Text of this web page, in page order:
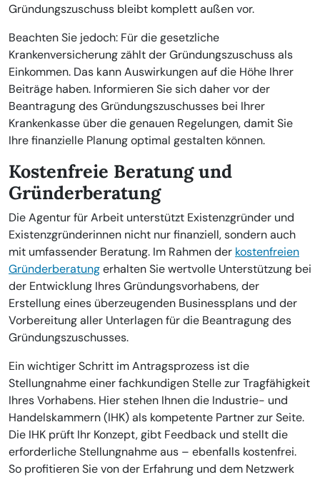
Gründungszuschuss bleibt komplett außen vor.
Beachten Sie jedoch: Für die gesetzliche
Krankenversicherung zählt der Gründungszuschuss als
Einkommen. Das kann Auswirkungen auf die Höhe Ihrer
Beiträge haben. Informieren Sie sich daher vor der
Beantragung des Gründungszuschusses bei Ihrer
Krankenkasse über die genauen Regelungen, damit Sie
Ihre finanzielle Planung optimal gestalten können.
Kostenfreie Beratung und
Gründerberatung
Die Agentur für Arbeit unterstützt Existenzgründer und
Existenzgründerinnen nicht nur finanziell, sondern auch
mit umfassender Beratung. Im Rahmen der kostenfreien
Gründerberatungerhalten Sie wertvolle Unterstützung bei
der Entwicklung Ihres Gründungsvorhabens, der
Erstellung eines überzeugenden Businessplans und der
Vorbereitung aller Unterlagen für die Beantragung des
Gründungszuschusses.
Ein wichtiger Schritt im Antragsprozess ist die
Stellungnahme einer fachkundigen Stelle zur Tragfähigkeit
Ihres Vorhabens. Hier stehen Ihnen die Industrie- und
Handelskammern (IHK) als kompetente Partner zur Seite.
Die IHK prüft Ihr Konzept, gibt Feedback und stellt die
erforderliche Stellungnahme aus – ebenfalls kostenfrei.
So profitieren Sie von der Erfahrung und dem Netzwerk